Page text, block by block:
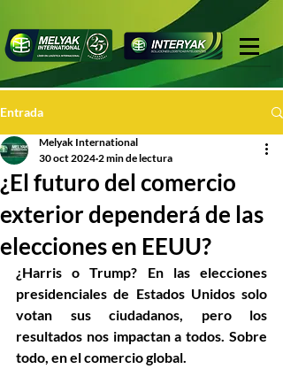
Entrada
¿El futuro del comercio
exterior dependerá de las
elecciones en EEUU?
Melyak International
30 oct 2024 2 min de lectura
¿Harris o Trump? En las elecciones
presidenciales de Estados Unidos solo
votan sus ciudadanos, pero los
resultados nos impactan a todos. Sobre
todo, en el comercio global.